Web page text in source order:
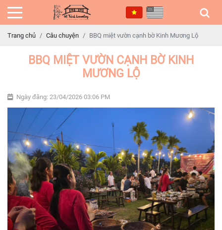
Trang chủ Câu chuyện BBQ miệt vườn cạnh bờ Kinh Mương Lộ
BBQ MIỆT VƯỜN CẠNH BỜ KINH
MƯƠNG LỘ
Ngày đăng: 23/04/2026 03:06 PM